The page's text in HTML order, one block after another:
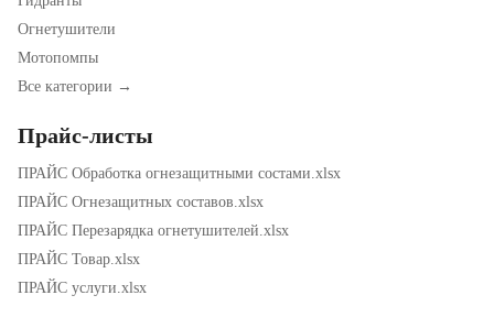
Огнетушители
Мотопомпы
Все категории →
Прайс-листы
ПРАЙС Обработка огнезащитными состами.xlsx
ПРАЙС Огнезащитных составов.xlsx
ПРАЙС Перезарядка огнетушителей.xlsx
ПРАЙС Товар.xlsx
ПРАЙС услуги.xlsx